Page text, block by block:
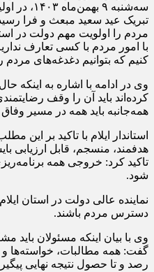
به گزارش سرویس استان ها
سه‌شنبه ۹
تبریک عید سعید مبعث و فرا
مردم را اولویت مهم دولت در
با امور مردم با کسی تعارف
وی در ادامه با اشاره به اینکه
کرده‌اند باید آن را وقف
استاندار ایلام با تاکید بر این
هدفمند، منسجم، قابل ارزیابی
تاکید کرد: خروجی همه
نماینده عالی دولت در استان
وی با بیان اینکه مسئولان باید
گفت: همه مطالبات، خواسته‌ها